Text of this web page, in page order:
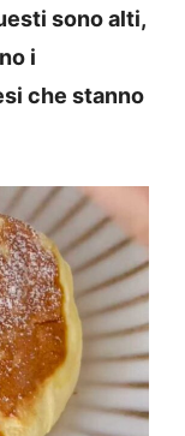
sono alti,
i
che stanno